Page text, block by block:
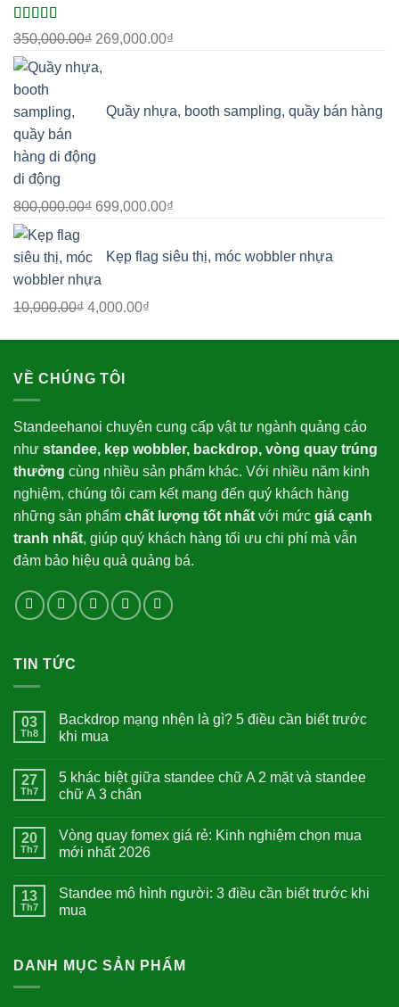
Được xếp
hạng5.005
sao
350,000.00₫ Giá
350,000.00₫.
269,000.00₫
là:
Quầy nhựa, booth sampling, quầy bán hàng
di động
800,000.00₫ Giá
là:
699,000.00₫
tại
Kẹp flag siêu thị, móc wobbler nhựa
10,000.00₫ Giá
10,000.00₫.
4,000.00₫
VỀ CHÚNG TÔI
Standeehanoi chuyên cung cấp vật tư ngành quảng cáo
như standee, kẹp wobbler, backdrop, vòng quay trúng
thưởng cùng nhiều sản phẩm khác. Với nhiều năm kinh
nghiệm, chúng tôi cam kết mang đến quý khách hàng
những sản phẩm chất lượng tốt nhất với mức giá cạnh
tranh nhất, giúp quý khách hàng tối ưu chi phí mà vẫn
đảm bảo hiệu quả quảng bá.
TIN TỨC
03
Th8
Backdrop mạng nhện là gì? 5 điều cần biết trước
khi mua
27
Th7
5 khác biệt giữa standee chữ A 2 mặt và standee
chữ A 3 chân
20
Th7
Vòng quay fomex giá rẻ: Kinh nghiệm chọn mua
mới nhất 2026
13
Th7
Standee mô hình người: 3 điều cần biết trước khi
mua
DANH MỤC SẢN PHẨM